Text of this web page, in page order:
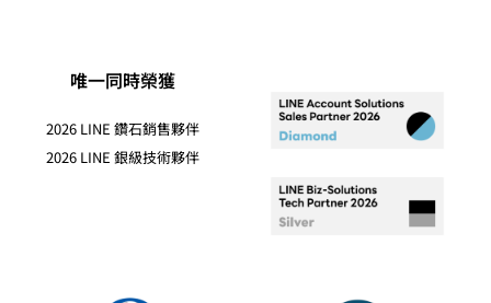
唯一同時榮獲
2026 LINE 鑽石銷售夥伴
2026 LINE 銀級技術夥伴